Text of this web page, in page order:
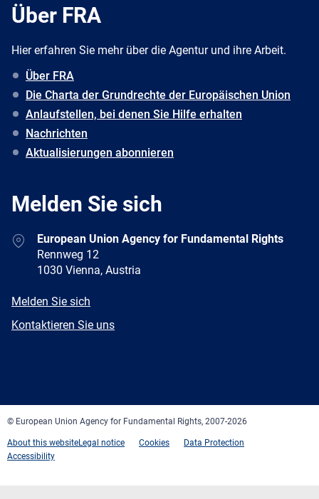
Über FRA
Hier erfahren Sie mehr über die Agentur und ihre Arbeit.
Über FRA
Die Charta der Grundrechte der Europäischen Union
Anlaufstellen, bei denen Sie Hilfe erhalten
Nachrichten
Aktualisierungen abonnieren
Melden Sie sich
AddressEuropean Union Agency for Fundamental Rights
Rennweg 12
1030 Vienna, Austria
E-
Melden Sie sich
Newsletter
Kontaktieren Sie uns
© European Union Agency for Fundamental Rights, 2007-2026
About this websiteLegal notice Cookies
Data Protection
Accessibility